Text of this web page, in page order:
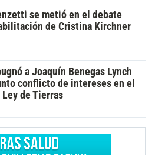
se metió en el debate
de Cristina Kirchner
a Joaquín Benegas Lynch
conflicto de intereses en el
de Tierras